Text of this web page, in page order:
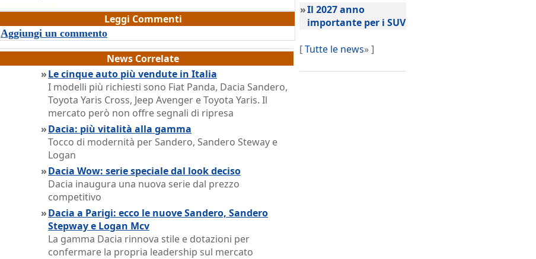
Leggi Commenti
Aggiungi un commento
News Correlate
»Le cinque auto più vendute in Italia
I modelli più richiesti sono Fiat Panda, Dacia Sandero,
Toyota Yaris Cross, Jeep Avenger e Toyota Yaris. Il
mercato però non offre segnali di ripresa
»Dacia: più vitalità alla gamma
Tocco di modernità per Sandero, Sandero Steway e
Logan
»Dacia Wow: serie speciale dal look deciso
Dacia inaugura una nuova serie dal prezzo
competitivo
»Dacia a Parigi: ecco le nuove Sandero, Sandero
Stepway e Logan Mcv
La gamma Dacia rinnova stile e dotazioni per
confermare la propria leadership sul mercato
»Il 2027 anno
importante per i SUV
[Tutte le news» ]